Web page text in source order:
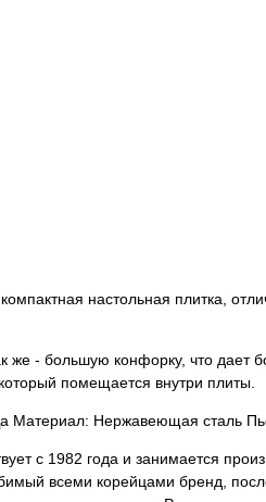
настольная плитка,
же - большую конфорку, что дает
помещается внутри плиты.
Материал: Нержавеющая сталь
с 1982 года и занимается
всеми корейцами бренд,